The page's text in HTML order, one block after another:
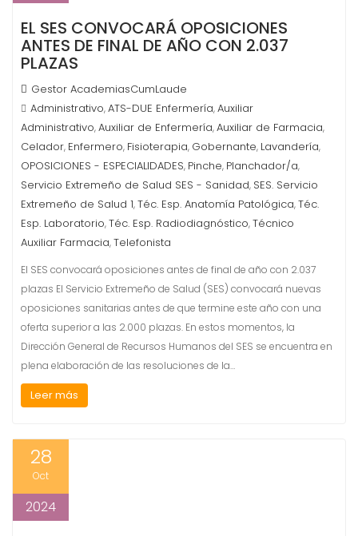
EL SES CONVOCARÁ OPOSICIONES
ANTES DE FINAL DE AÑO CON 2.037
PLAZAS
Gestor AcademiasCumLaude
Administrativo,ATS-DUE Enfermería,Auxiliar
Administrativo,Auxiliar de Enfermería,Auxiliar de Farmacia,
Celador, Enfermero, Fisioterapia, Gobernante, Lavandería,
OPOSICIONES - ESPECIALIDADES, Pinche, Planchador/a,
Servicio Extremeño de Salud SES - Sanidad, SES. Servicio
Extremeño de Salud 1,Téc. Esp. Anatomía Patológica,Téc.
Esp. Laboratorio,Téc. Esp. Radiodiagnóstico,Técnico
Auxiliar Farmacia,Telefonista
El SES convocará oposiciones antes de final de año con 2.037
plazas El Servicio Extremeño de Salud (SES) convocará nuevas
oposiciones sanitarias antes de que termine este año con una
oferta superior a las 2.000 plazas. En estos momentos, la
Dirección General de Recursos Humanos del SES se encuentra en
plena elaboración de las resoluciones de la…
Leer más
28
Oct
2024